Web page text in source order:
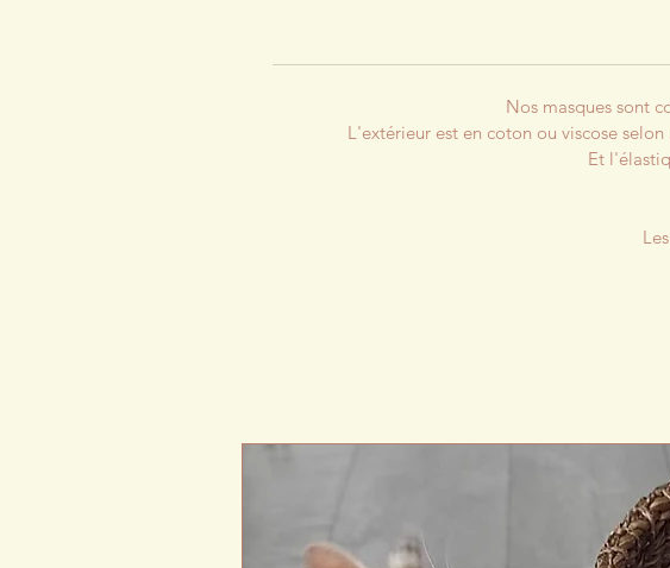
Nos masques sont
L'extérieur est en coton ou viscose
Et